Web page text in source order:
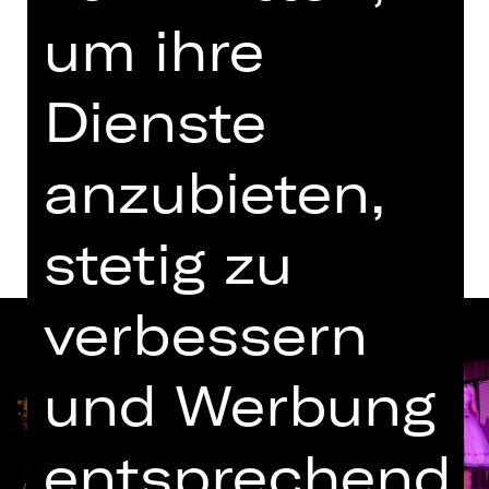
Termine und Besetzung
um ihre
Dienste
anzubieten,
stetig zu
verbessern
und Werbung
entsprechend